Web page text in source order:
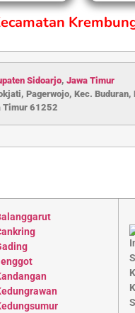
Sidoarjo, Jawa Timur
Pagerwojo, Kec. Buduran,
Timur 61252